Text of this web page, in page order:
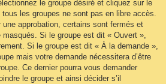
le groupe désiré et cliquez sur le
tous les groupes ne sont pas en libre accès.
approbation, certains sont fermés et
masqués. Si le groupe est dit « Ouvert »,
Si le groupe est dit « À la demande »,
mais votre demande nécessitera d’être
Ce dernier pourra vous demander
le groupe et ainsi décider s’il